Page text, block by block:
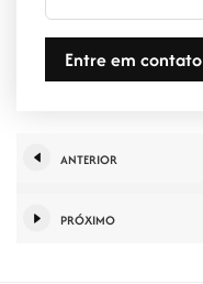
Entre em contato
ANTERIOR
PRÓXIMO